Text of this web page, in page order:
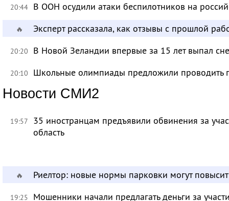
20:44 В ООН осудили атаки беспилотников на
🔥 Эксперт рассказала, как отзывы с прошлой
20:20 В Новой Зеландии впервые за 15 лет выпал
20:10 Школьные олимпиады предложили проводить
Новости СМИ2
19:57
35 иностранцам предъявили обвинения за
область
🔥 Риелтор: новые нормы парковки могут
19:25 Мошенники начали предлагать деньги за